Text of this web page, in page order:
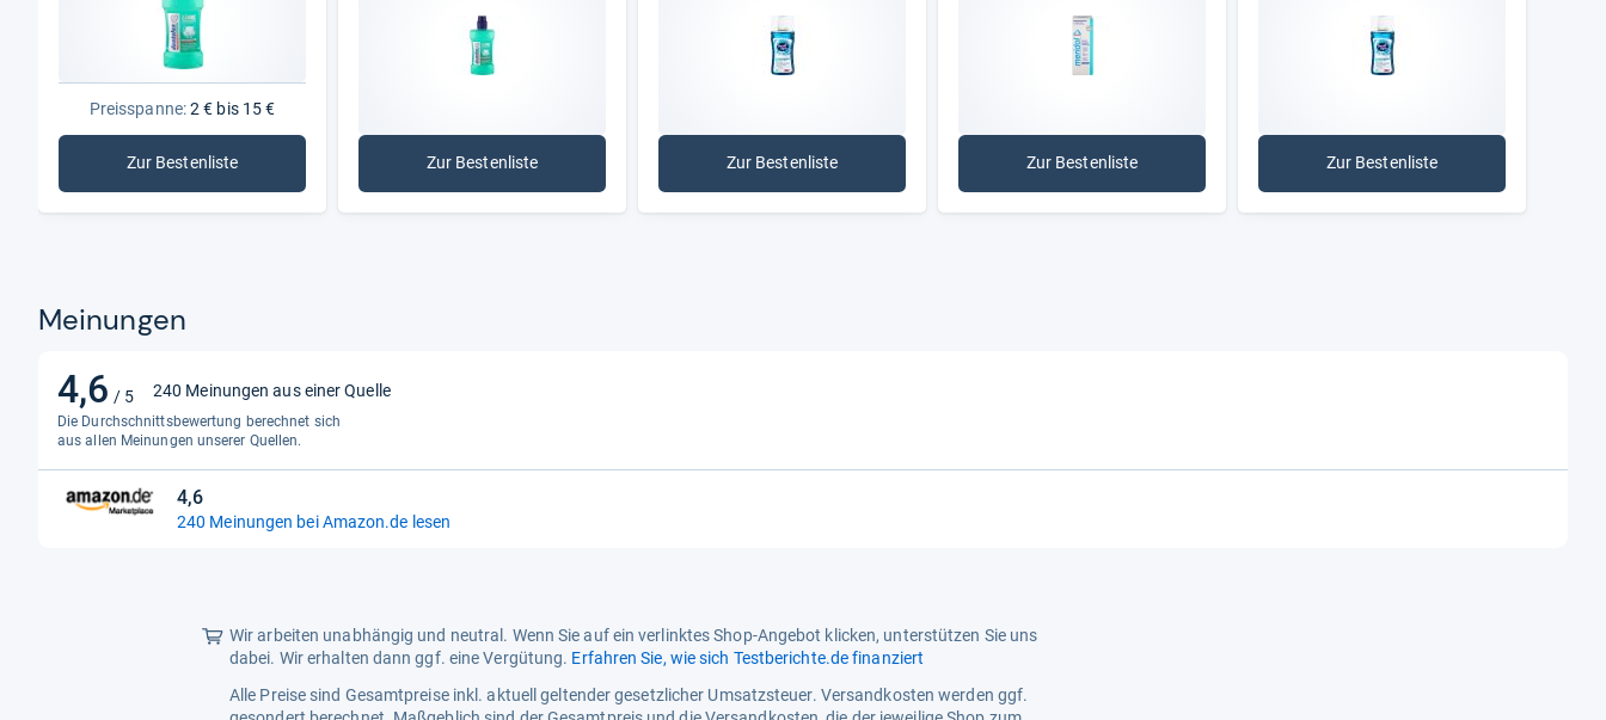
Preisspanne:2 € bis 15 €
Zur Bestenliste: Mundspülungen Zur Bestenliste: Stiftung Warentest Zur Bestenliste
: Konsument Zur Bestenliste
: healthy living Zur Bestenliste
: ÖKO-TEST
Meinungen
4,6 / 5
4,6
von
5
Sternen
240 Meinungen aus einer Quelle
Die Durchschnittsbewertung berechnet sich
aus allen Meinungen unserer Quellen.
4,6
4,6
von
240 Meinungen bei Amazon.de lesen
Wir arbeiten unabhängig und neutral. Wenn Sie auf ein verlinktes Shop-Angebot klicken, unterstützen Sie uns
dabei. Wir erhalten dann ggf. eine Vergütung. Erfahren Sie, wie sich Testberichte.de finanziert
Alle Preise sind Gesamtpreise inkl. aktuell geltender gesetzlicher Umsatzsteuer. Versandkosten werden ggf.